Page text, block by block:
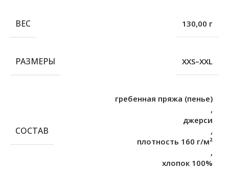
ВЕС 130,00 г
РАЗМЕРЫ XXS–XXL
СОСТАВ
гребенная пряжа (пенье)
,
джерси
,
плотность 160 г/м²
,
хлопок 100%